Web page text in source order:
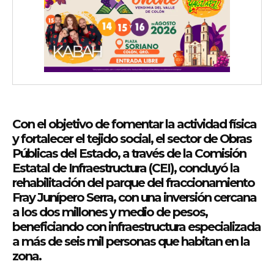
Con el objetivo de fomentar la actividad física
y fortalecer el tejido social, el sector de Obras
Públicas del Estado, a través de la Comisión
Estatal de Infraestructura (CEI), concluyó la
rehabilitación del parque del fraccionamiento
Fray Junípero Serra, con una inversión cercana
a los dos millones y medio de pesos,
beneficiando con infraestructura especializada
a más de seis mil personas que habitan en la
zona.